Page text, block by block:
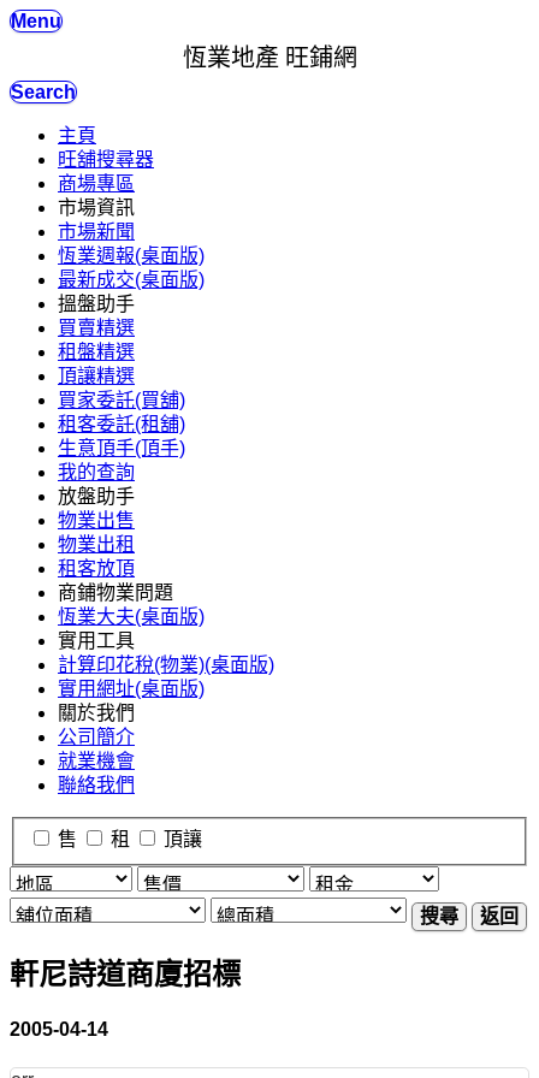
Menu
恆業地產 旺鋪網
Search
主頁
旺舖搜尋器
商場專區
市場資訊
市場新聞
恆業週報(桌面版)
最新成交(桌面版)
搵盤助手
買賣精選
租盤精選
頂讓精選
買家委託(買舖)
租客委託(租舖)
生意頂手(頂手)
我的查詢
放盤助手
物業出售
物業出租
租客放頂
商鋪物業問題
恆業大夫(桌面版)
實用工具
計算印花稅(物業)(桌面版)
實用網址(桌面版)
關於我們
公司簡介
就業機會
聯絡我們
售 租 頂讓
搜尋 返回
軒尼詩道商廈招標
2005-04-14